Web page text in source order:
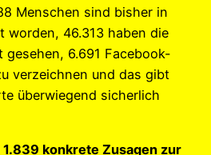
Menschen sind bisher in
worden, 46.313 haben die
6.691 Facebook-
verzeichnen und das gibt
überwiegend sicherlich
konkrete Zusagen zur